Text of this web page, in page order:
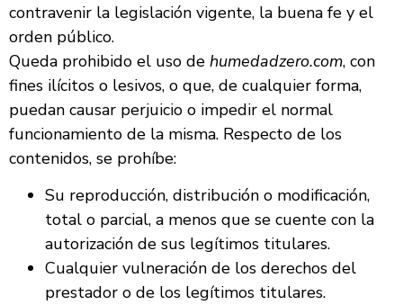
contravenir la legislación vigente, la buena fe y el
orden público.
Queda prohibido el uso de humedadzero.com, con
fines ilícitos o lesivos, o que, de cualquier forma,
puedan causar perjuicio o impedir el normal
funcionamiento de la misma. Respecto de los
contenidos, se prohíbe:
Su reproducción, distribución o modificación,
total o parcial, a menos que se cuente con la
autorización de sus legítimos titulares.
Cualquier vulneración de los derechos del
prestador o de los legítimos titulares.